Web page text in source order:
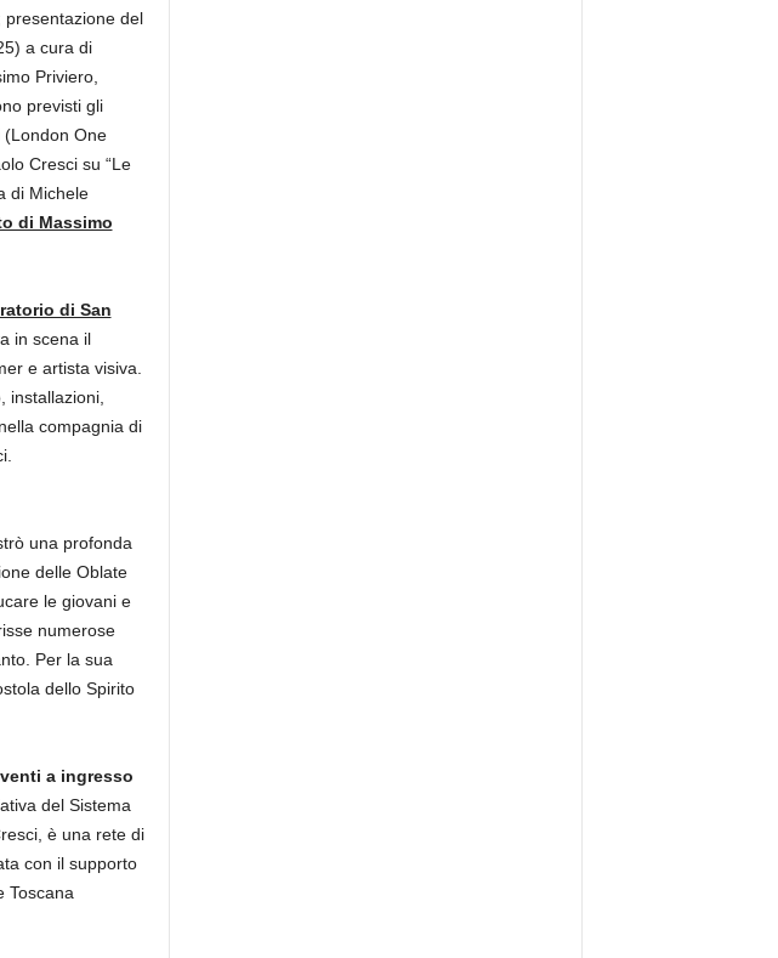
presentazione del
a cura di
Priviero,
previsti gli
(London One
Cresci su “Le
di Michele
di Massimo
di San
in scena il
e artista visiva.
installazioni,
compagnia di
una profonda
delle Oblate
le giovani e
numerose
Per la sua
dello Spirito
a ingresso
del Sistema
è una rete di
con il supporto
Toscana